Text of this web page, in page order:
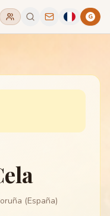
G
(España)